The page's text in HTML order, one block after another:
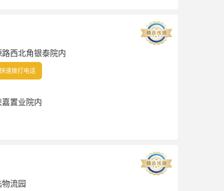
西北角银泰院内
速拨打电话
置业院内
流园